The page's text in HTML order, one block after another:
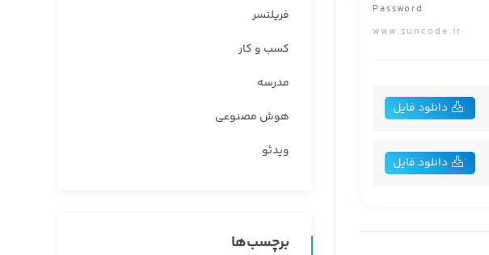
Password
www.suncode.ir
دانلود فایل
دانلود فایل
فریلنسر
کسب و کار
مدرسه
هوش مصنوعی
ویدئو
برچسب‌ها